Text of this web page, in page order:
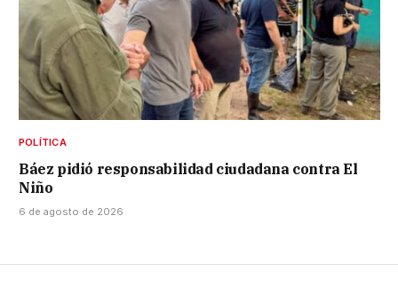
POLÍTICA
Báez pidió responsabilidad ciudadana contra El
Niño
6 de agosto de 2026